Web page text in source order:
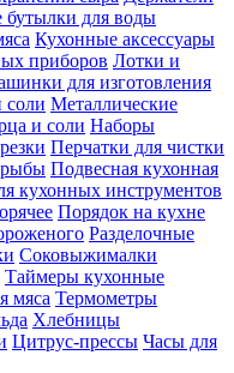
бутылки для воды
Кухонные аксессуары
приборов Лотки и
для изготовления
соли Металлические
и соли Наборы
Перчатки для чистки
рыбы Подвесная кухонная
кухонных инструментов
Порядок на кухне
Разделочные
Соковыжималки
Таймеры кухонные
мяса Термометры
Хлебницы
Цитрус-прессы Часы для